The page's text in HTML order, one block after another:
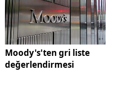
Moody's'ten gri liste
değerlendirmesi